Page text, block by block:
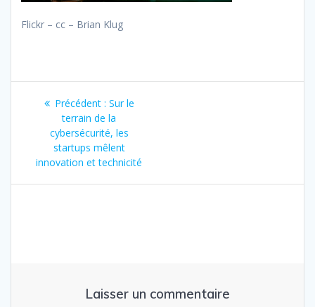
Flickr – cc – Brian Klug
Navigation
l’article
Précédent : Article
précédent
:
Sur le
terrain de la
cybersécurité, les
startups mêlent
innovation et technicité
Laisser un commentaire